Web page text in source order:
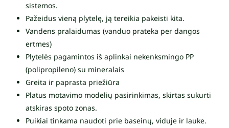
sistemos.
Pažeidus vieną plytelę, ją tereikia pakeisti kita.
Vandens pralaidumas (vanduo prateka per dangos
ertmes)
Plytelės pagamintos iš aplinkai nekenksmingo PP
(polipropileno) su mineralais
Greita ir paprasta priežiūra
Platus motavimo modelių pasirinkimas, skirtas sukurti
atskiras spoto zonas.
Puikiai tinkama naudoti prie baseinų, viduje ir lauke.